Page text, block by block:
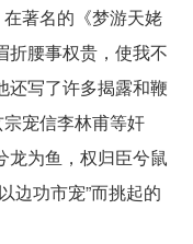
著名的《梦游天姥
折腰事权贵，使我不
还写了许多揭露和鞭
宠信李林甫等奸
龙为鱼，权归臣兮鼠
边功市宠”而挑起的